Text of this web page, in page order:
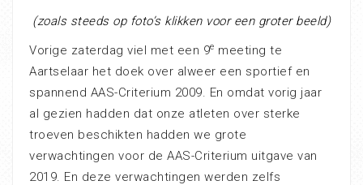
(zoals steeds op foto’s klikken voor een groter beeld)
Vorige zaterdag viel met een 9e meeting te
Aartselaar het doek over alweer een sportief en
spannend AAS-Criterium 2009. En omdat vorig jaar
al gezien hadden dat onze atleten over sterke
troeven beschikten hadden we grote
verwachtingen voor de AAS-Criterium uitgave van
2019. En deze verwachtingen werden zelfs